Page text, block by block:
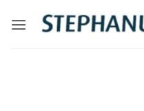
Inhalt